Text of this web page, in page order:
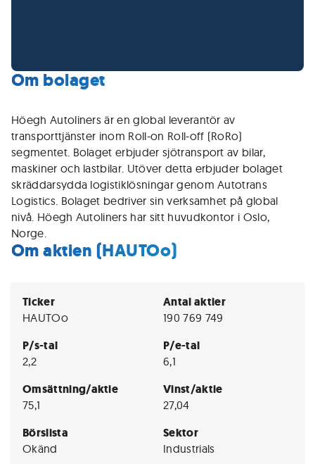
Om bolaget
Höegh Autoliners är en global leverantör av
transporttjänster inom Roll-on Roll-off (RoRo)
segmentet. Bolaget erbjuder sjötransport av bilar,
maskiner och lastbilar. Utöver detta erbjuder bolaget
skräddarsydda logistiklösningar genom Autotrans
Logistics. Bolaget bedriver sin verksamhet på global
nivå. Höegh Autoliners har sitt huvudkontor i Oslo,
Norge.
Om aktien (HAUTOo)
Ticker
HAUTOo
Antal aktier
190 769 749
P/s-tal
2,2
P/e-tal
6,1
Omsättning/aktie
75,1
Vinst/aktie
27,04
Börslista
Okänd
Sektor
Industrials